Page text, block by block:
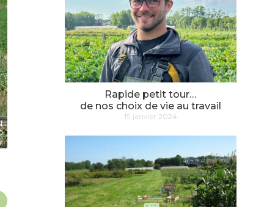
Rapide petit tour…
de nos choix de vie au travail
19 janvier 2024